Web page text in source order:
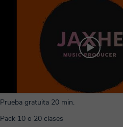
Prueba gratuita 20 min.
Pack 10 o 20 clases